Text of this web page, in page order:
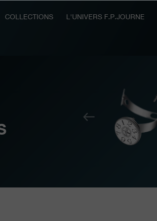
COLLECTIONS L'UNIVERS F.P.JOURNE
Précédent